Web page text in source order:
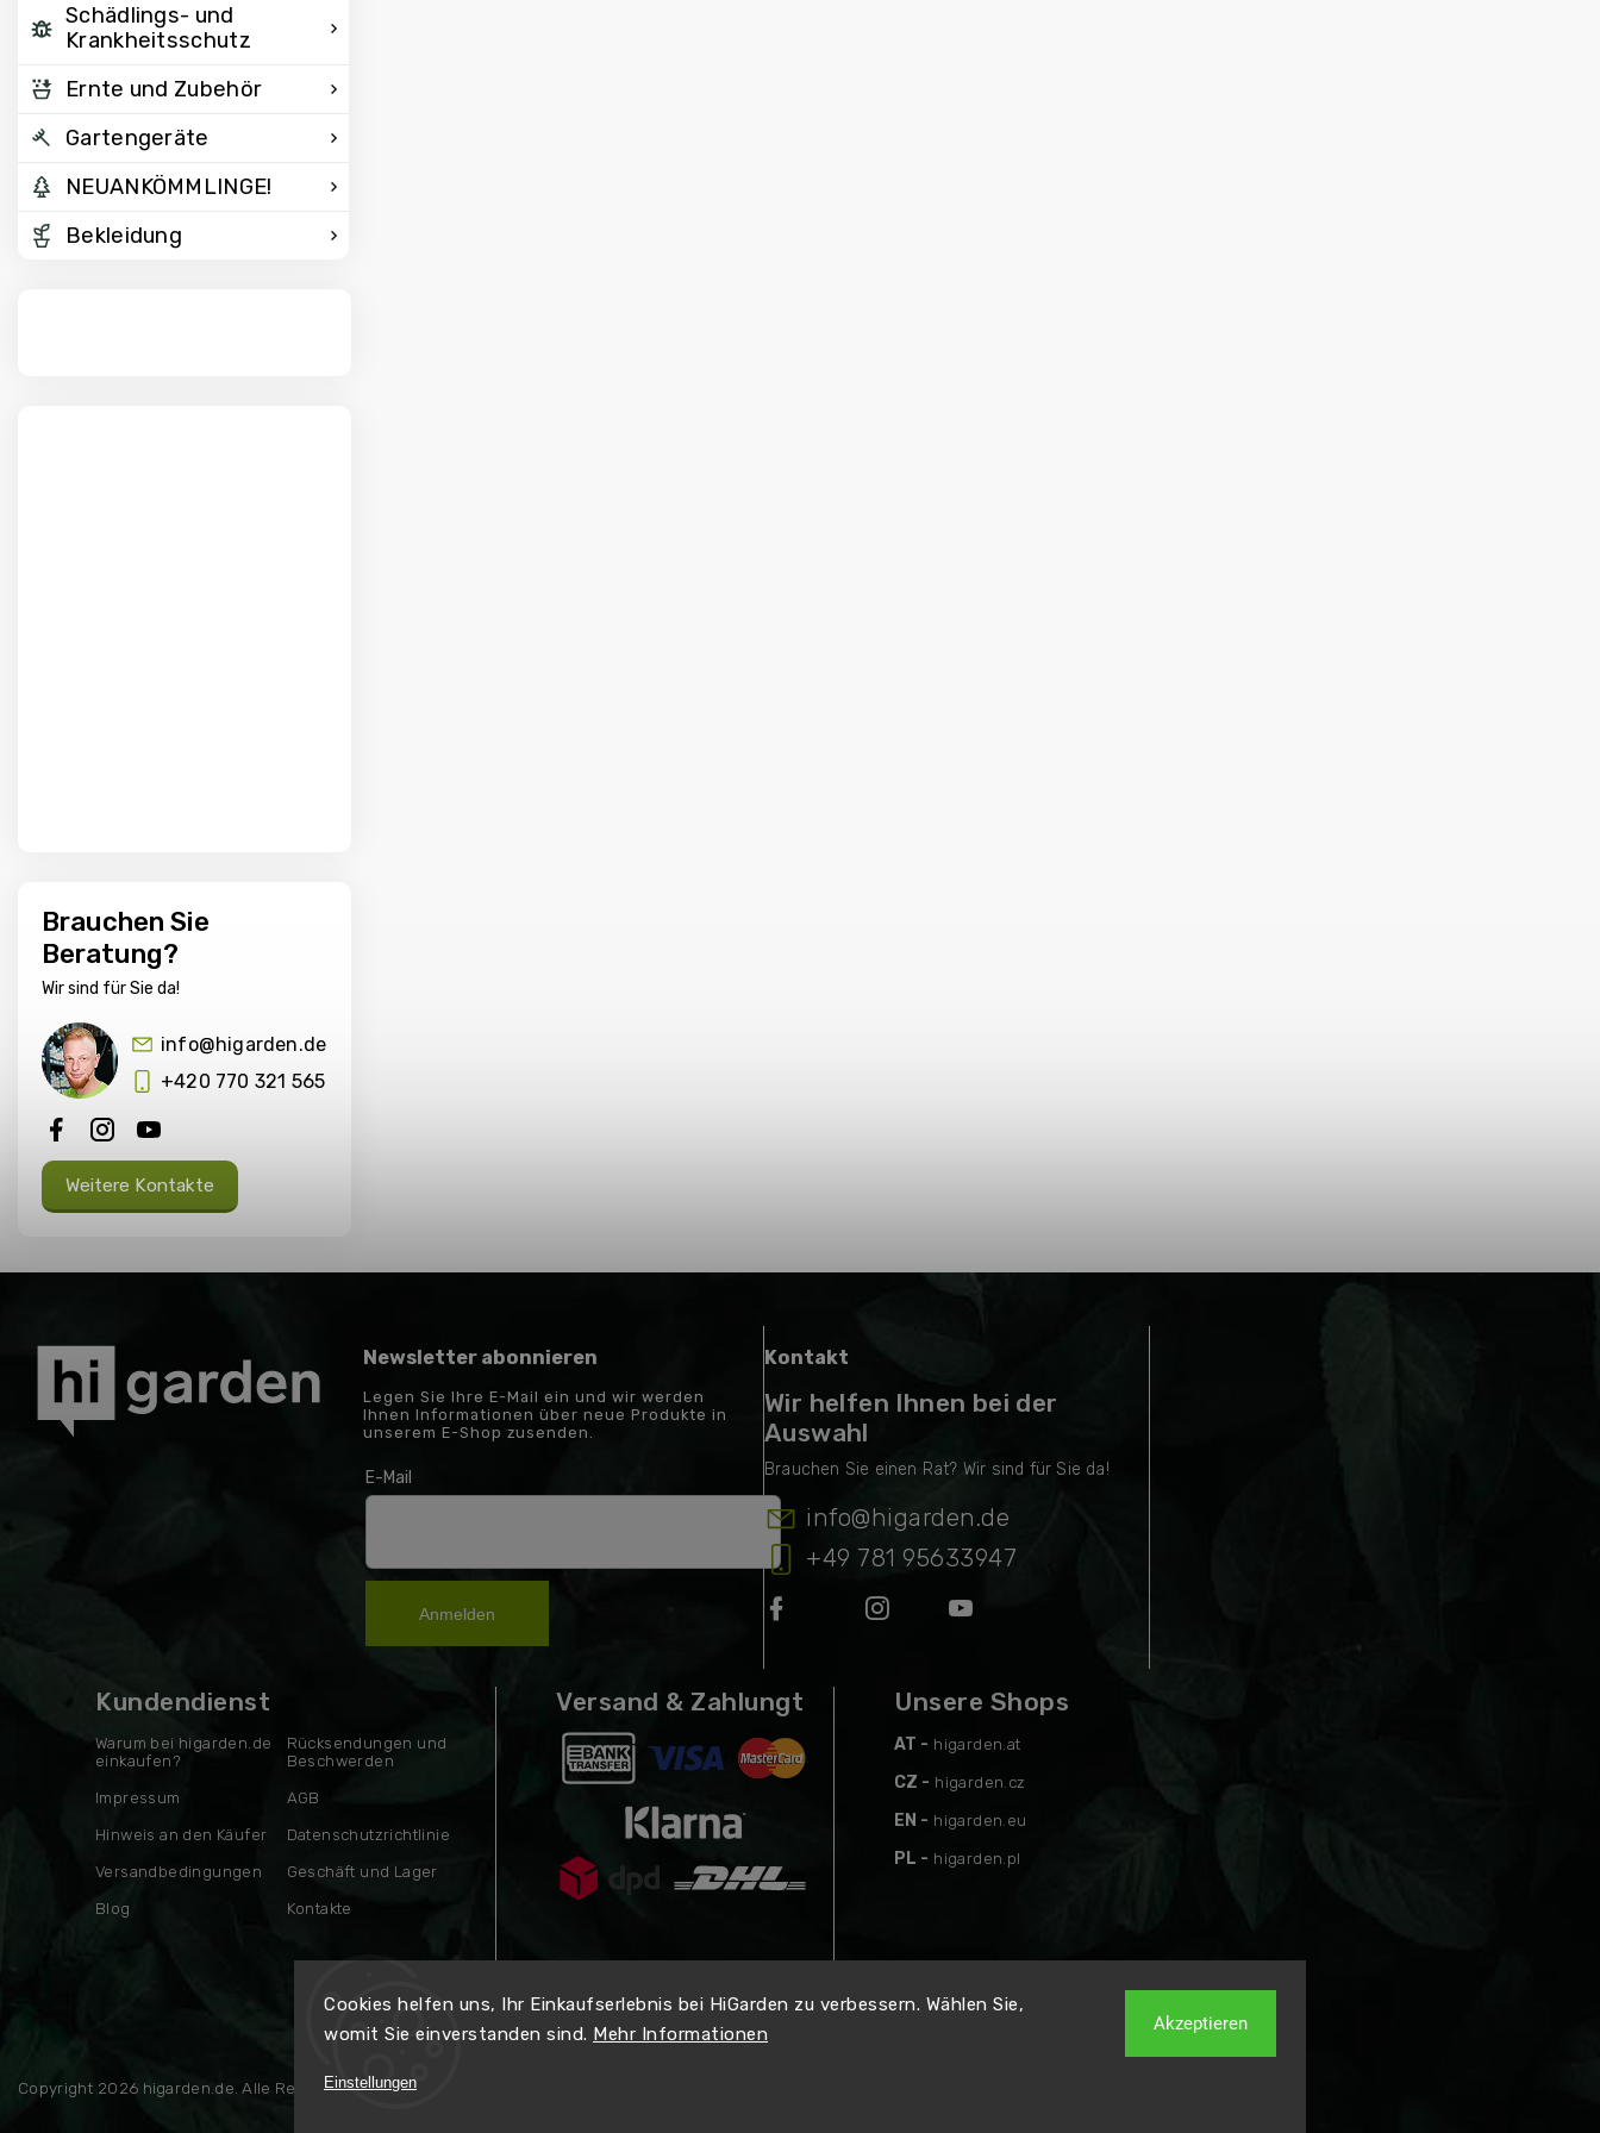
Cookies helfen uns, Ihr Einkaufserlebnis bei HiGarden zu verbessern. Wählen Sie,
womit Sie einverstanden sind. Mehr Informationen
Einstellungen
Akzeptieren
Schädlings- und
Krankheitsschutz
Ernte und Zubehör
Gartengeräte
NEUANKÖMMLINGE!
Bekleidung
Brauchen Sie
Beratung?
Wir sind für Sie da!
info@higarden.de
+420 770 321 565
Weitere Kontakte
Newsletter abonnieren
Legen Sie Ihre E-Mail ein und wir werden
Ihnen Informationen über neue Produkte in
unserem E-Shop zusenden.
E-Mail
Anmelden
Kontakt
Wir helfen Ihnen bei der
Auswahl
info@higarden.de
+49 781 95633947
Kundendienst
Warum bei higarden.de
einkaufen?
Rücksendungen und
Beschwerden
Impressum AGB
Hinweis an den Käufer Datenschutzrichtlinie
Versandbedingungen Geschäft und Lager
Blog Kontakte
Versand & Zahlungt Unsere Shops
AT - higarden.at
CZ - higarden.cz
EN - higarden.eu
PL - higarden.pl
Copyright 2026 higarden.de . Alle Rechte vorbehalten.